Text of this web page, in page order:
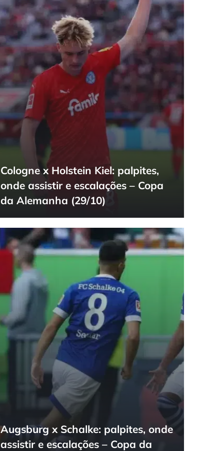
Cologne x Holstein Kiel: palpites,
onde assistir e escalações – Copa
da Alemanha (29/10)
Augsburg x Schalke: palpites, onde
assistir e escalações – Copa da